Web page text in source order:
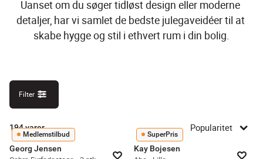
Uanset om du søger tidløst design eller moderne
detaljer, har vi samlet de bedste julegaveidéer til at
skabe hygge og stil i ethvert rum i din bolig.
Filter
194varer Popularitet
Medlemstilbud
Georg Jensen
SuperPris
Kay Bojesen